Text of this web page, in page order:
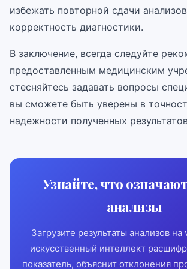
избежать повторной сдачи
корректность диагностики.
В заключение, всегда следуйте
предоставленным медицинским
стесняйтесь задавать вопросы
вы сможете быть уверены в
надежности полученных
Узнайте, что
анализы
Загрузите результаты анализов
искусственный интеллект
показатель, объяснит отклонения